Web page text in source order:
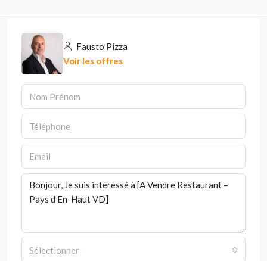
Fausto Pizza
Voir les offres
Sélectionner